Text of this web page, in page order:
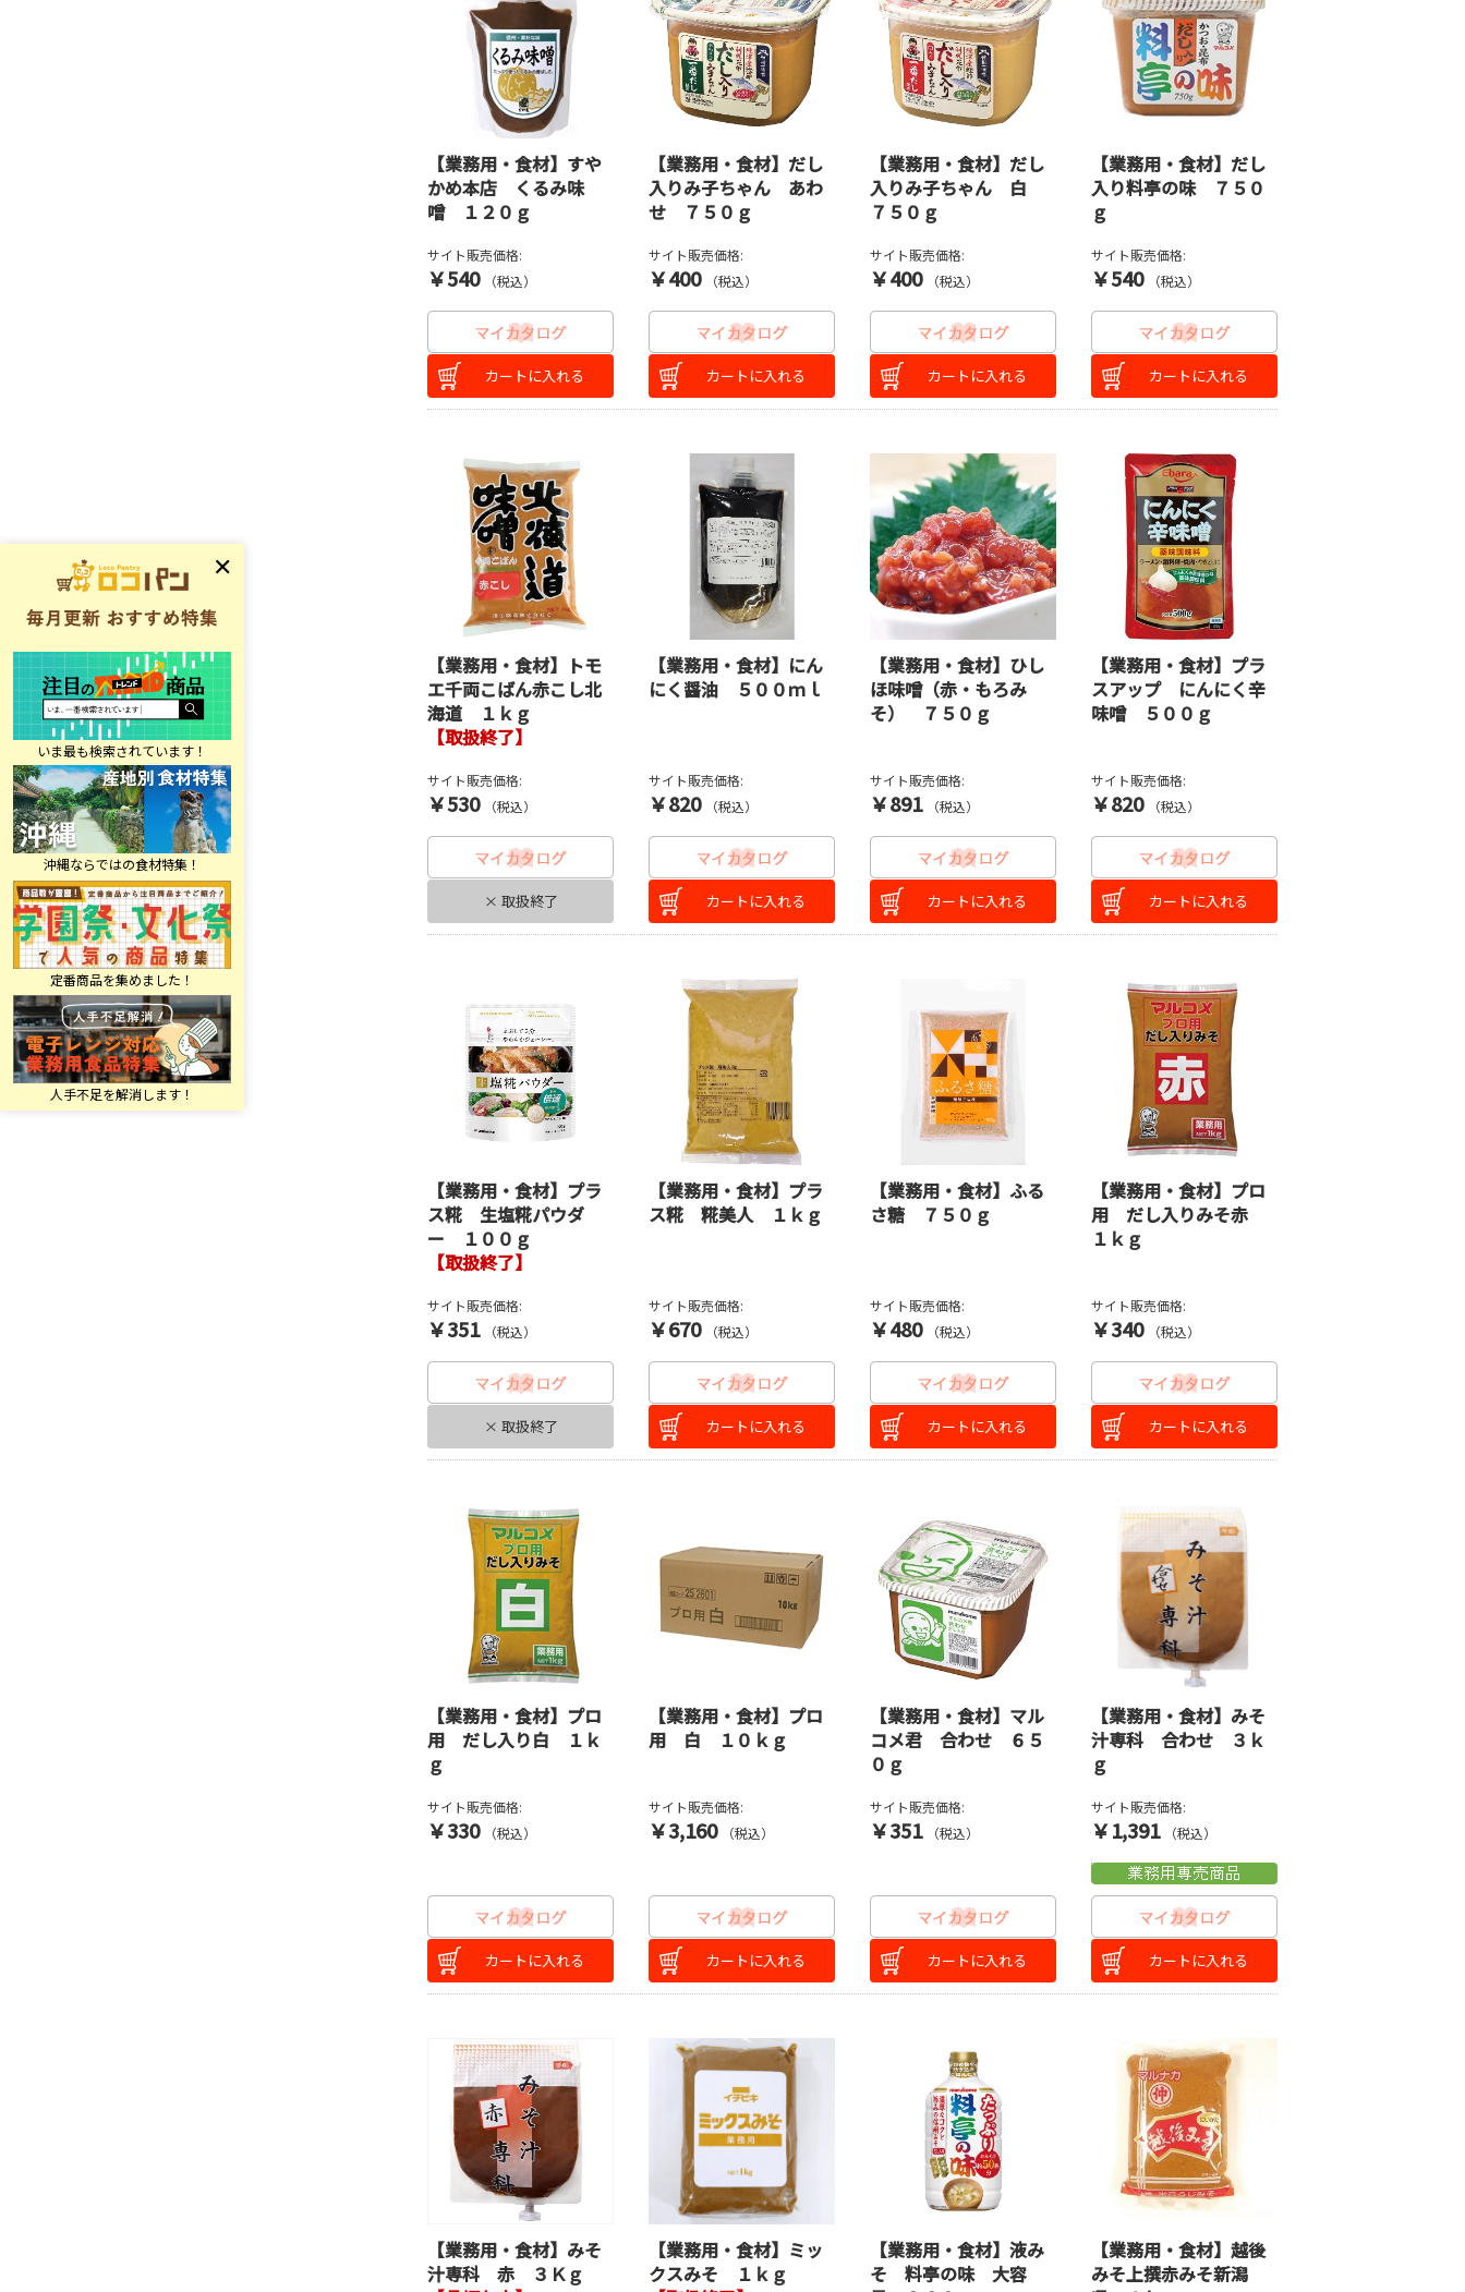
【業務用・食材】すや
かめ本店 くるみ味
噌 １２０ｇ
サイト販売価格:
￥540 （税込）
カートに入れる
【業務用・食材】だし
入りみ子ちゃん あわ
せ ７５０ｇ
サイト販売価格:
￥400 （税込）
カートに入れる
【業務用・食材】だし
入りみ子ちゃん 白
７５０ｇ
サイト販売価格:
￥400 （税込）
カートに入れる
【業務用・食材】だし
入り料亭の味 ７５０
ｇ
サイト販売価格:
￥540 （税込）
カートに入れる
【業務用・食材】トモ
エ千両こばん赤こし北
海道 １ｋｇ
【取扱終了】
サイト販売価格:
￥530 （税込）
× 取扱終了
【業務用・食材】にん
にく醤油 ５００ｍｌ
サイト販売価格:
￥820 （税込）
カートに入れる
【業務用・食材】ひし
ほ味噌（赤・もろみ
そ） ７５０ｇ
サイト販売価格:
￥891 （税込）
カートに入れる
【業務用・食材】プラ
スアップ にんにく辛
味噌 ５００ｇ
サイト販売価格:
￥820 （税込）
カートに入れる
【業務用・食材】プラ
ス糀 生塩糀パウダ
ー １００ｇ
【取扱終了】
サイト販売価格:
￥351 （税込）
× 取扱終了
【業務用・食材】プラ
ス糀 糀美人 １ｋｇ
サイト販売価格:
￥670 （税込）
カートに入れる
【業務用・食材】ふる
さ糖 ７５０ｇ
サイト販売価格:
￥480 （税込）
カートに入れる
【業務用・食材】プロ
用 だし入りみそ赤
１ｋｇ
サイト販売価格:
￥340 （税込）
カートに入れる
【業務用・食材】プロ
用 だし入り白 １ｋ
ｇ
サイト販売価格:
￥330 （税込）
カートに入れる
【業務用・食材】プロ
用 白 １０ｋｇ
サイト販売価格:
￥3,160 （税込）
カートに入れる
【業務用・食材】マル
コメ君 合わせ ６５
０ｇ
サイト販売価格:
￥351 （税込）
カートに入れる
【業務用・食材】みそ
汁専科 合わせ ３ｋ
ｇ
サイト販売価格:
￥1,391 （税込）
カートに入れる
【業務用・食材】みそ
汁専科 赤 ３Ｋｇ
【業務用・食材】ミッ
クスみそ １ｋｇ
【業務用・食材】液み
そ 料亭の味 大容
【業務用・食材】越後
みそ上撰赤みそ新潟